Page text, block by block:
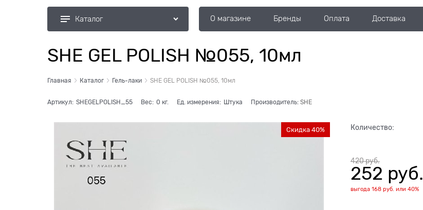
Каталог О магазине Бренды Оплата Доставка
SHE GEL POLISH №055, 10мл
Главная Каталог Гель-лаки SHE GEL POLISH №055, 10мл
Артикул: SHEGELPOLISH_55 Вес: 0 кг. Ед. измерения: Штука Производитель: SHE
Скидка 40% Количество:
420 руб.
252 руб.
выгода 168 руб. или 40%